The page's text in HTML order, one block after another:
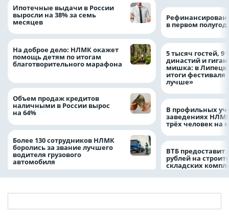
Ипотечные выдачи в России
выросли на 38% за семь
месяцев
На доброе дело: НЛМК окажет
помощь детям по итогам
благотворительного марафона
Объем продаж кредитов
наличными в России вырос
на 64%
Более 130 сотрудников НЛМК
боролись за звание лучшего
водителя грузового
автомобиля
в первом
5 тысяч гостей, 9
династий и
мишка: в
итоги фестиваля
лучше»
В профильных
заведениях
трёх человек на
ВТБ предоставит
рублей на
складских